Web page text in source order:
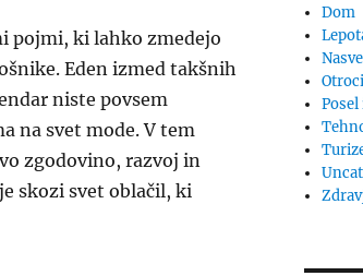
pojmi, ki lahko zmedejo
Eden izmed takšnih
niste povsem
na svet mode. V tem
zgodovino, razvoj in
skozi svet oblačil, ki
Dom